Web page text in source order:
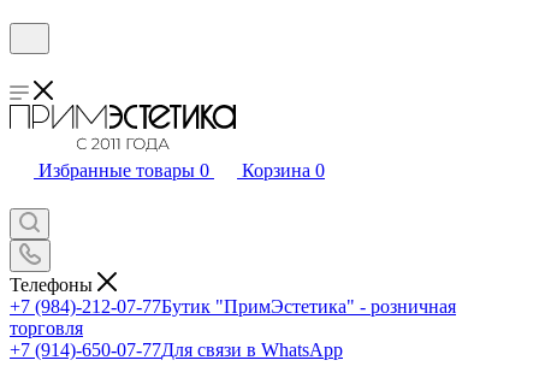
Избранные товары 0 Корзина 0
Телефоны
+7 (984)-212-07-77Бутик "ПримЭстетика" - розничная
торговля
+7 (914)-650-07-77Для связи в WhatsApp